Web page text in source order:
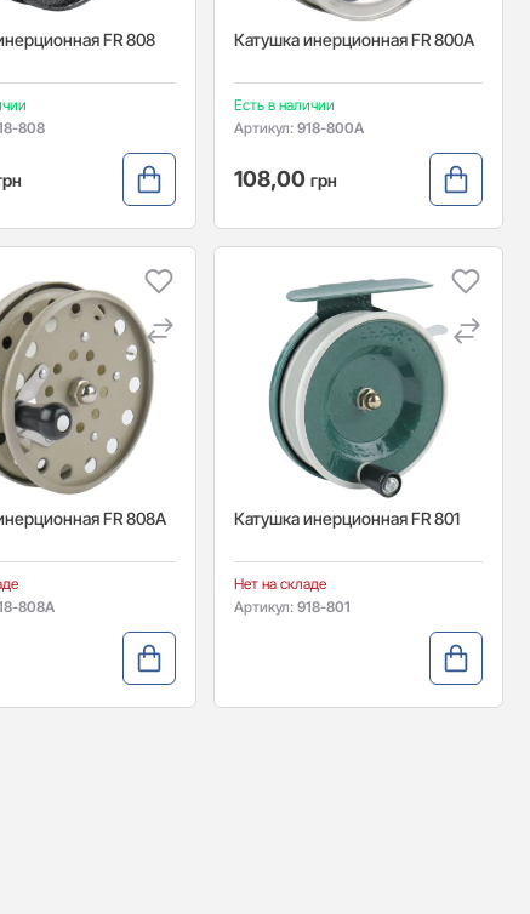
FR 808
808
Катушка инерционная FR 800A
Есть в наличии
Артикул: 918-800A
108,00 грн
FR 808A
808A
Катушка инерционная FR 801
Нет на складе
Артикул: 918-801